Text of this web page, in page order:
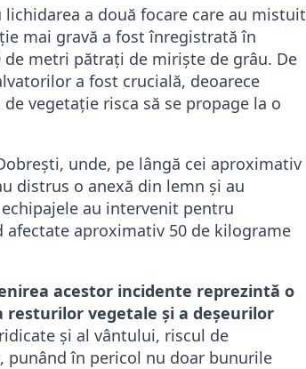
a două focare care au mistuit
mai gravă a fost înregistrată în
metri pătrați de miriște de grâu. De
a fost crucială, deoarece
vegetație risca să se propage la o
unde, pe lângă cei aproximativ
distrus o anexă din lemn și au
au intervenit pentru
aproximativ 50 de kilograme
acestor incidente reprezintă o
resturilor vegetale și a deșeurilor
și al vântului, riscul de
punând în pericol nu doar bunurile